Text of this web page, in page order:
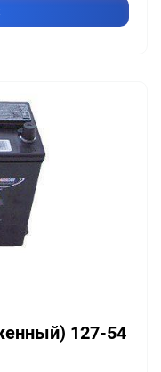
127-54